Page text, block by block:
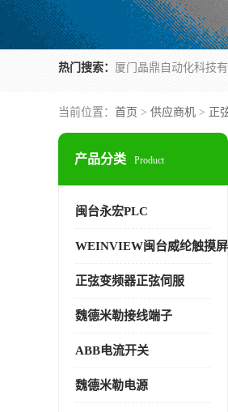
热门搜索：
当前位置： 首页 > 供应商机 > 正
产品分类 Product
闽台永宏PLC
WEINVIEW闽台威纶触摸屏
正弦变频器正弦伺服
魏德米勒接线端子
ABB电流开关
魏德米勒电源